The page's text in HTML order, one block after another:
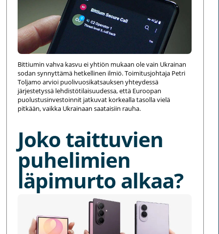
Bittiumin vahva kasvu ei yhtiön mukaan ole vain Ukrainan
sodan synnyttämä hetkellinen ilmiö. Toimitusjohtaja Petri
Toljamo arvioi puolivuosikatsauksen yhteydessä
järjestetyssä lehdistötilaisuudessa, että Euroopan
puolustusinvestoinnit jatkuvat korkealla tasolla vielä
pitkään, vaikka Ukrainaan saataisiin rauha.
Joko taittuvien
puhelimien
läpimurto alkaa?